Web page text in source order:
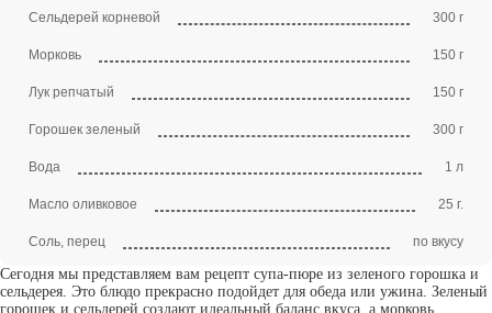
Сельдерей корневой 300 г
Морковь 150 г
Лук репчатый 150 г
Горошек зеленый 300 г
Вода 1 л
Масло оливковое 25 г.
Соль, перец по вкусу
Сегодня мы представляем вам рецепт супа-пюре из зеленого горошка и
сельдерея. Это блюдо прекрасно подойдет для обеда или ужина. Зеленый
горошек и сельдерей создают идеальный баланс вкуса, а морковь